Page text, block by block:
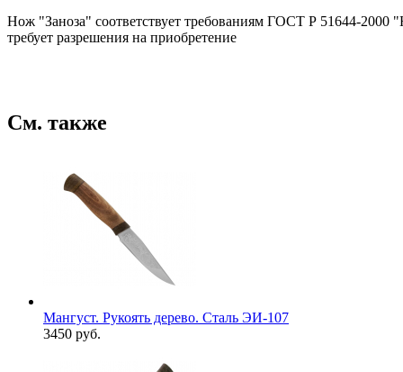
Нож "Заноза" соответствует требованиям ГОСТ Р 51644-
требует разрешения на приобретение
См. также
Мангуст. Рукоять дерево. Сталь ЭИ-107
3450 руб.